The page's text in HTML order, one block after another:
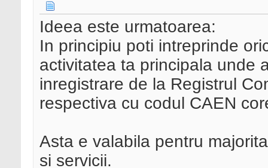
Ideea este urmatoarea:
In principiu poti intreprinde
activitatea ta principala unde
inregistrare de la Registrul
respectiva cu codul CAEN
Asta e valabila pentru
si servicii.